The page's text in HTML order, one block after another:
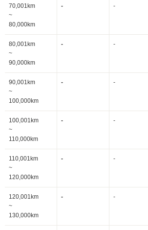
70,001km
~
80,000km
- -
80,001km
~
90,000km
- -
90,001km
~
100,000km
- -
100,001km
~
110,000km
- -
110,001km
~
120,000km
- -
120,001km
~
130,000km
- -